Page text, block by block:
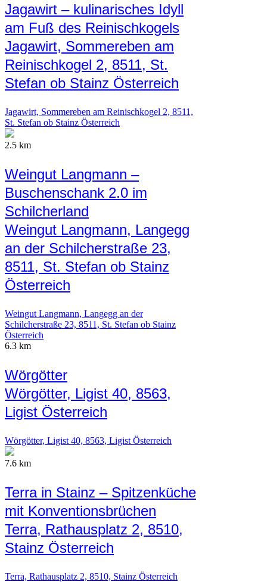
Jagawirt – kulinarisches Idyll
am Fuß des Reinischkogels
Jagawirt, Sommereben am
Reinischkogel 2, 8511, St.
Stefan ob Stainz Österreich
Jagawirt, Sommereben am Reinischkogel 2, 8511,
St. Stefan ob Stainz Österreich
2.5 km
Weingut Langmann –
Buschenschank 2.0 im
Schilcherland
Weingut Langmann, Langegg
an der Schilcherstraße 23,
8511, St. Stefan ob Stainz
Österreich
Weingut Langmann, Langegg an der
Schilcherstraße 23, 8511, St. Stefan ob Stainz
Österreich
6.3 km
Wörgötter
Wörgötter, Ligist 40, 8563,
Ligist Österreich
Wörgötter, Ligist 40, 8563, Ligist Österreich
7.6 km
Terra in Stainz – Spitzenküche
mit Konventionsbrüchen
Terra, Rathausplatz 2, 8510,
Stainz Österreich
Terra, Rathausplatz 2, 8510, Stainz Österreich